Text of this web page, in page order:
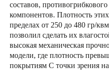
составов,
компонентов. Плотность
пределах от 250 до 480 гр/
позволил сделать их
высокая механическая
модели, где плотность
покрытиям С точки зрения